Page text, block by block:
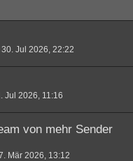
30. Jul 2026, 22:22
Jul 2026, 11:16
von mehr Sender
Mär 2026, 13:12